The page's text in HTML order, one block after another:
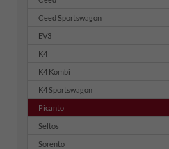
Ceed Sportswagon
EV3
K4
K4 Kombi
K4 Sportswagon
Picanto
Seltos
Sorento